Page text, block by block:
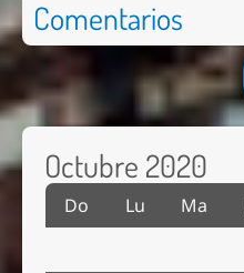
Comentarios
Octubre 2020
Do Lu Ma